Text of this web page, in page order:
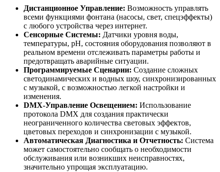
Дистанционное Управление: Возможность управлять
всеми функциями фонтана (насосы, свет, спецэффекты)
с любого устройства через интернет.
Сенсорные Системы: Датчики уровня воды,
температуры, pH, состояния оборудования позволяют в
реальном времени отслеживать параметры работы и
предотвращать аварийные ситуации.
Программируемые Сценарии: Создание сложных
светодинамических и водных шоу, синхронизированных
с музыкой, с возможностью легкой настройки и
изменения.
DMX-Управление Освещением: Использование
протокола DMX для создания практически
неограниченного количества световых эффектов,
цветовых переходов и синхронизации с музыкой.
Автоматическая Диагностика и Отчетность: Система
может самостоятельно сообщать о необходимости
обслуживания или возникших неисправностях,
значительно упрощая эксплуатацию.